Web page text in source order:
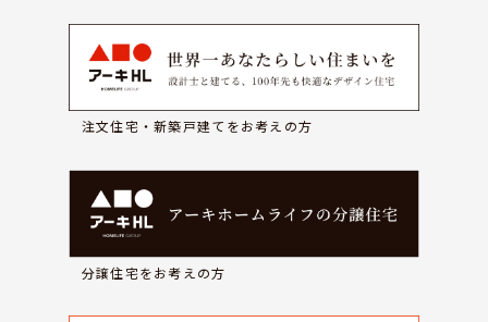
注文住宅・新築戸建てをお考えの方
分譲住宅をお考えの方